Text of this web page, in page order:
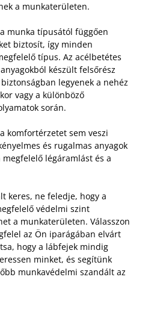
a munkaterületen.
munka típusától függően
biztosít, így minden
típus. Az acélbetétes
készült felsőrész
legyenek a nehéz
vagy a különböző
során.
komfortérzetet sem veszi
és rugalmas anyagok
légáramlást és a
keres, ne feledje, hogy a
védelmi szint
a munkaterületen. Válasszon
az Ön iparágában elvárt
hogy a lábfejek mindig
minket, és segítünk
munkavédelmi szandált az